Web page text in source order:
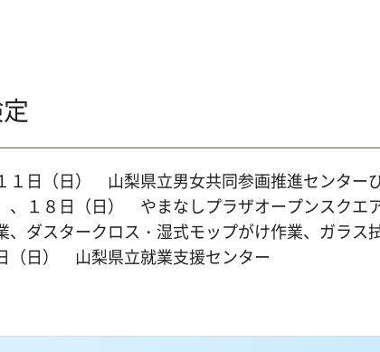
１日（日） 山梨県立男女共同参画推進センター
、１８日（日） やまなしプラザオープンスクエ
、ダスタークロス・湿式モップがけ作業、ガラス
（日） 山梨県立就業支援センター